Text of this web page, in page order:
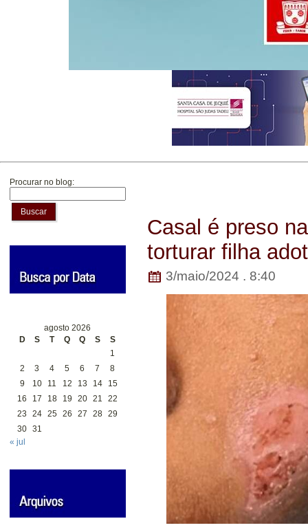
Procurar no blog:
Buscar
agosto 2026
D
S T Q Q S
S
1
2
3 4 5 6 7
8
9
10 11 12 13 14
15
16
17 18 19 20 21
22
23
24 25 26 27 28 29
30 31
« jul
Casal é preso
torturar filha
3/maio/2024 . 8:40